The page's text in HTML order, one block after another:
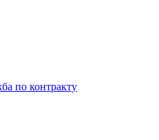
по контракту